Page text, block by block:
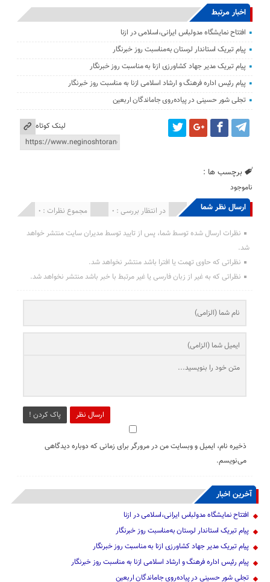
اخبار مرتبط
افتتاح نمایشگاه مدولباس ایرانی،اسلامی در ازنا
پیام تبریک استاندار لرستان به‌مناسبت روز خبرنگار
پیام تبریک مدیر جهاد کشاورزی ازنا به مناسبت روز خبرنگار
پیام رئیس اداره فرهنگ و ارشاد اسلامی ازنا به مناسبت روز خبرنگار
تجلی شور حسینی در پیاده‌روی جاماندگان اربعین
لینک کوتاه
برچسب ها :
ناموجود
ارسال نظر شما مجموع نظرات : 0 در انتظار بررسی : 0 انتشار یافته : 0
نظرات ارسال شده توسط شما، پس از تایید توسط مدیران سایت منتشر خواهد
شد.
نظراتی که حاوی تهمت یا افترا باشد منتشر نخواهد شد.
نظراتی که به غیر از زبان فارسی یا غیر مرتبط با خبر باشد منتشر نخواهد شد.
ارسال نظر پاک کردن !
ذخیره نام، ایمیل و وبسایت من در مرورگر برای زمانی که دوباره دیدگاهی
می‌نویسم.
آخرین اخبار
افتتاح نمایشگاه مدولباس ایرانی،اسلامی در ازنا
پیام تبریک استاندار لرستان به‌مناسبت روز خبرنگار
پیام تبریک مدیر جهاد کشاورزی ازنا به مناسبت روز خبرنگار
پیام رئیس اداره فرهنگ و ارشاد اسلامی ازنا به مناسبت روز خبرنگار
تجلی شور حسینی در پیاده‌روی جاماندگان اربعین